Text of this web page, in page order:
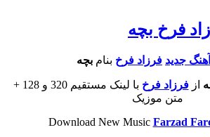
فرخ بچه
آهنگ جديد فرزاد فرخ بنام بچه
ازفرزاد فرخ
با لینک مستقیم 320 و 128 +
متن موزیک
Download New Music Farzad